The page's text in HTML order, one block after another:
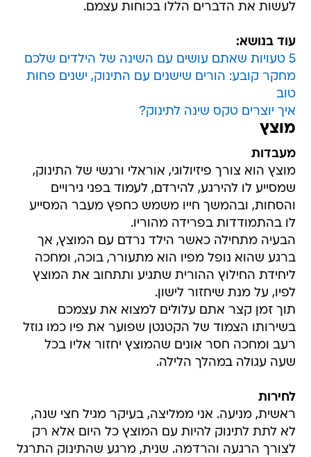
לעשות את הדברים הללו בכוחות עצמם.
עוד בנושא:
5 טעויות שאתם עושים עם השינה של הילדים שלכם
מחקר קובע: הורים שישנים עם התינוק, ישנים פחות
טוב
איך יוצרים טקס שינה לתינוק?
מוצץ
מעבדות
מוצץ הוא צורך פיזיולוגי, אוראלי ורגשי של התינוק,
שמסייע לו להירגע, להירדם, לעמוד בפני גירויים
והסחות, ובהמשך חייו משמש כחפץ מעבר המסייע
לו בהתמודדות בפרידה מהוריו.
הבעיה מתחילה כאשר הילד נרדם עם המוצץ, אך
ברגע שהוא נופל מפיו הוא מתעורר, בוכה, ומחכה
ליחידת החילוץ ההורית שתגיע ותתחוב את המוצץ
לפיו, על מנת שיחזור לישון.
תוך זמן קצר אתם עלולים למצוא את עצמכם
בשירותו הצמוד של הקטנטן שפוער את פיו כמו גוזל
רעב ומחכה חסר אונים שהמוצץ יחזור אליו בכל
שעה עגולה במהלך הלילה.
לחירות
ראשית, מניעה. אני ממליצה, בעיקר מגיל חצי שנה,
לא לתת לתינוק להיות עם המוצץ כל היום אלא רק
לצורך הרגעה והרדמה. שנית, מרגע שהתינוק התרגל